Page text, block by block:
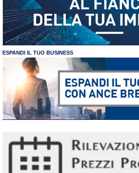
ESPANDI IL TUO BUSINESS